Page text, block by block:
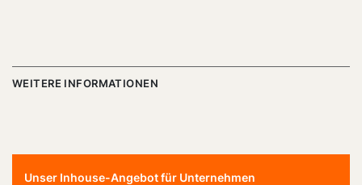
WEITERE INFORMATIONEN
Unser Inhouse-Angebot für Unternehmen